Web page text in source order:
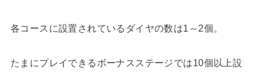
各コースに設置されているダイヤの数は1～2個。
たまにプレイできるボーナスステージでは10個以上設